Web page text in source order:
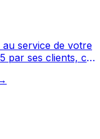
service de votre
un